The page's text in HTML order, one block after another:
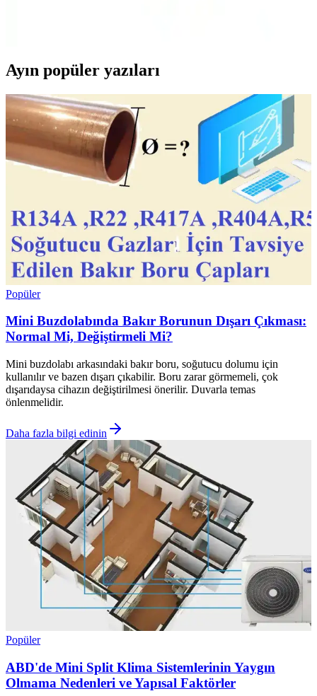
Ayın popüler yazıları
Popüler
Mini Buzdolabında Bakır Borunun Dışarı Çıkması:
Normal Mi, Değiştirmeli Mi?
Mini buzdolabı arkasındaki bakır boru, soğutucu dolumu için
kullanılır ve bazen dışarı çıkabilir. Boru zarar görmemeli, çok
dışarıdaysa cihazın değiştirilmesi önerilir. Duvarla temas
önlenmelidir.
Daha fazla bilgi edinin
Popüler
ABD'de Mini Split Klima Sistemlerinin Yaygın
Olmama Nedenleri ve Yapısal Faktörler